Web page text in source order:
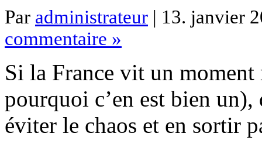
Par administrateur | 13. janvier
commentaire »
Si la France vit un
pourquoi c’en est bien
éviter le chaos et en sortir